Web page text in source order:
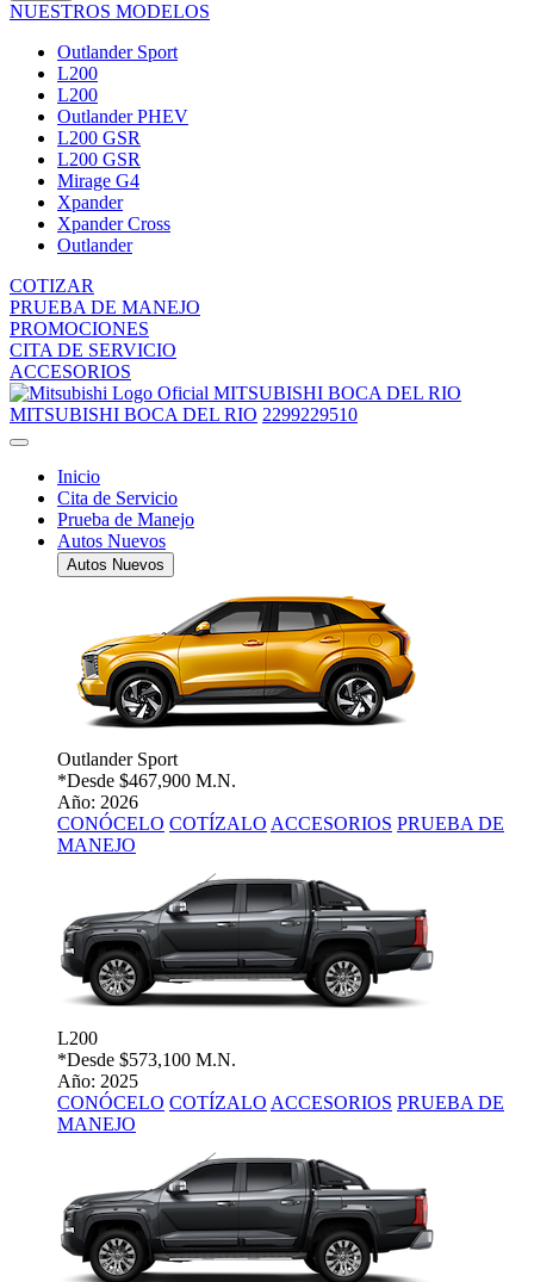
NUESTROS MODELOS
Outlander Sport
L200
L200
Outlander PHEV
L200 GSR
L200 GSR
Mirage G4
Xpander
Xpander Cross
Outlander
COTIZAR
PRUEBA DE MANEJO
PROMOCIONES
CITA DE SERVICIO
ACCESORIOS
MITSUBISHI BOCA DEL RIO
MITSUBISHI BOCA DEL RIO 2299229510
Inicio
Cita de Servicio
Prueba de Manejo
Autos Nuevos
Autos Nuevos
Outlander Sport
*Desde $467,900 M.N.
Año: 2026
CONÓCELO COTÍZALO ACCESORIOS PRUEBA DE
MANEJO
L200
*Desde $573,100 M.N.
Año: 2025
CONÓCELO COTÍZALO ACCESORIOS PRUEBA DE
MANEJO